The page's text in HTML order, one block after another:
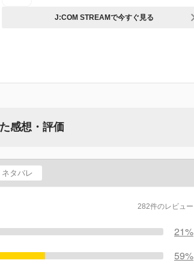
J:COM STREAMで今すぐ見る
感想・評価
ネタバレ
282件のレビュー
21%
59%